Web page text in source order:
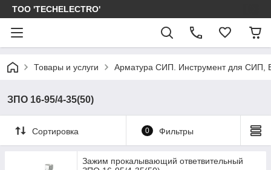
ТОО 'TECHELECTRO'
Товары и услуги Арматура СИП. Инструмент для СИП,
ЗПО 16-95/4-35(50)
Сортировка 0 Фильтры
Зажим прокалывающий ответвительный